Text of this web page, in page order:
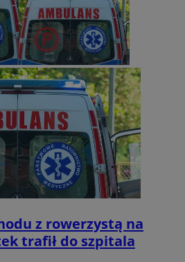
z rowerzystą na
trafił do szpitala